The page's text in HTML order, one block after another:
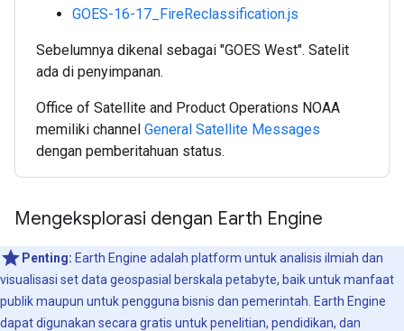
GOES-16-17_FireReclassification.js
Sebelumnya dikenal sebagai "GOES West". Satelit
ada di penyimpanan.
Office of Satellite and Product Operations NOAA
memiliki channel General Satellite Messages
dengan pemberitahuan status.
Mengeksplorasi dengan Earth Engine
Penting: Earth Engine adalah platform untuk analisis ilmiah dan
visualisasi set data geospasial berskala petabyte, baik untuk manfaat
publik maupun untuk pengguna bisnis dan pemerintah. Earth Engine
dapat digunakan secara gratis untuk penelitian, pendidikan, dan